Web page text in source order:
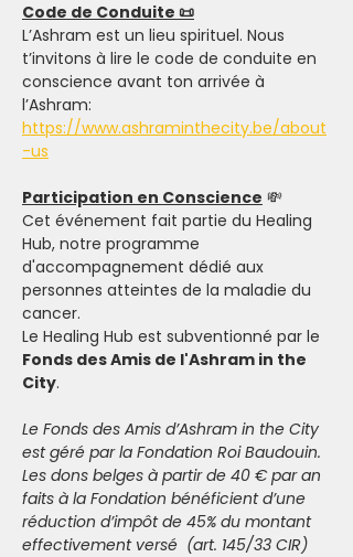
Code de Conduite 📜
L’Ashram est un lieu spirituel. Nous
t’invitons à lire le code de conduite en
conscience avant ton arrivée à
l’Ashram:
https://www.ashraminthecity.be/about
-us
Participation en Conscience 💸
Cet événement fait partie du Healing
Hub, notre programme
d'accompagnement dédié aux
personnes atteintes de la maladie du
cancer.
Le Healing Hub est subventionné par le
Fonds des Amis de l'Ashram in the
City.
Le Fonds des Amis d’Ashram in the City
est géré par la Fondation Roi Baudouin.
Les dons belges à partir de 40 € par an
faits à la Fondation bénéficient d’une
réduction d’impôt de 45% du montant
effectivement versé  (art. 145/33 CIR)